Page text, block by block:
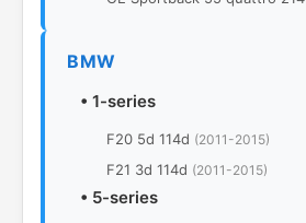
BMW
• 1-series
F20 5d 114d (2011-2015)
F21 3d 114d (2011-2015)
• 5-series